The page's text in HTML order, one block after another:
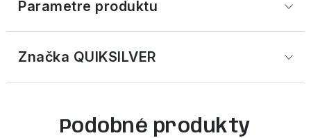
Parametre produktu
Značka QUIKSILVER
Podobné produkty